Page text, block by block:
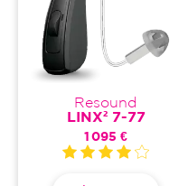
Resound
LINX² 7-77
1 095 €